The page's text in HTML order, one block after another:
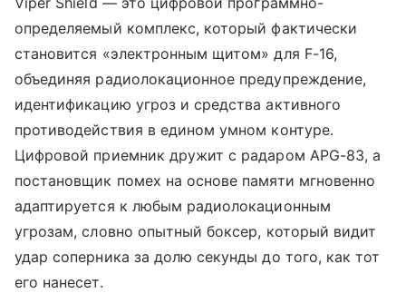
определяемый комплекс, который фактически
становится «электронным щитом» для F-16,
объединяя радиолокационное предупреждение,
идентификацию угроз и средства активного
противодействия в едином умном контуре.
Цифровой приемник дружит с радаром APG-83, а
постановщик помех на основе памяти мгновенно
адаптируется к любым радиолокационным
угрозам, словно опытный боксер, который видит
удар соперника за долю секунды до того, как тот
его нанесет.